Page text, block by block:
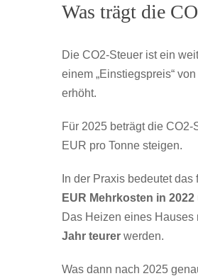
Was trägt die
Die CO2-Steuer ist ein
einem „Einstiegspreis“
erhöht.
Für 2025 beträgt die
EUR pro Tonne steigen.
In der Praxis bedeutet das
EUR Mehrkosten in 2022
Das Heizen eines Hauses
Jahr teurerwerden.
Was dann nach 2025